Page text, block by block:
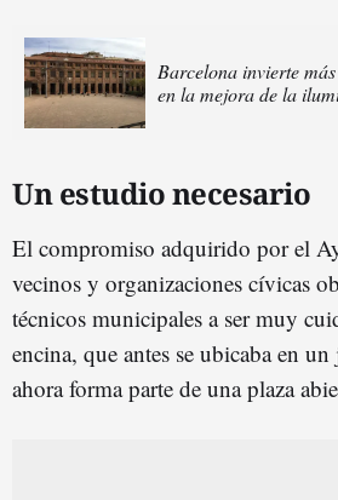
Barcelona invierte
en la mejora de la
Un estudio necesario
El compromiso adquirido por el
vecinos y organizaciones cívicas
técnicos municipales a ser muy
encina, que antes se ubicaba en
ahora forma parte de una plaza